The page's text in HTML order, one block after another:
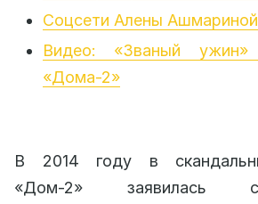
Соцсети Алены Ашмариной
Видео: «Званый
«Дома-2»
В 2014 году в
«Дом-2» заявилась